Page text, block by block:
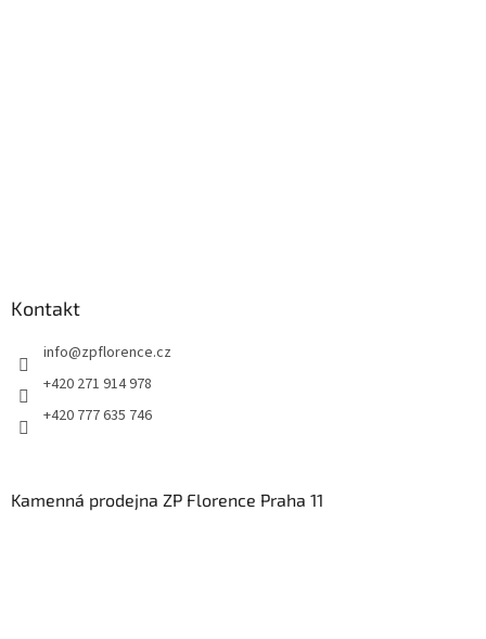
Kontakt
info@zpflorence.cz
+420 271 914 978
+420 777 635 746
Kamenná prodejna ZP Florence Praha 11